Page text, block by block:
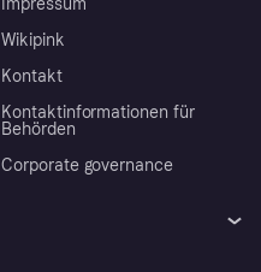
Wikipink
Kontakt
Kontaktinformationen für
Behörden
Corporate governance